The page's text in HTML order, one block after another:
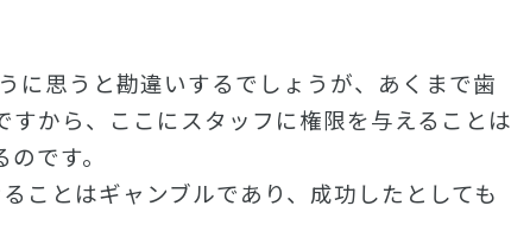
に思うと勘違いするでしょうが、あくまで歯
すから、ここにスタッフに権限を与えることは
です。
ことはギャンブルであり、成功したとしても